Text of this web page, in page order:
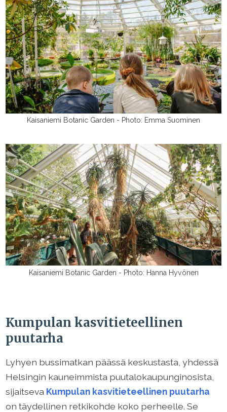
Kaisaniemi Botanic Garden - Photo: Emma Suominen
Kaisaniemi Botanic Garden - Photo: Hanna Hyvönen
Kumpulan kasvitieteellinen
puutarha
Lyhyen bussimatkan päässä keskustasta, yhdessä
Helsingin kauneimmista puutalokaupunginosista,
sijaitseva Kumpulan kasvitieteellinen puutarha
on täydellinen retkikohde koko perheelle. Se